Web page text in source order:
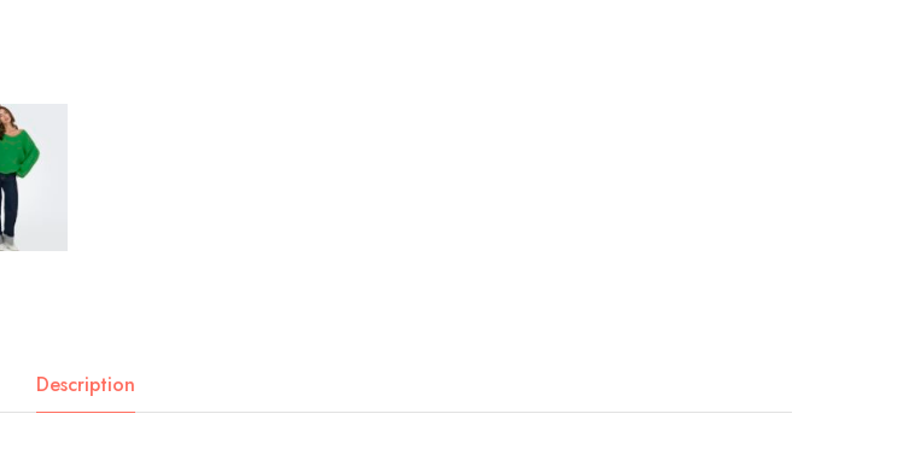
Description